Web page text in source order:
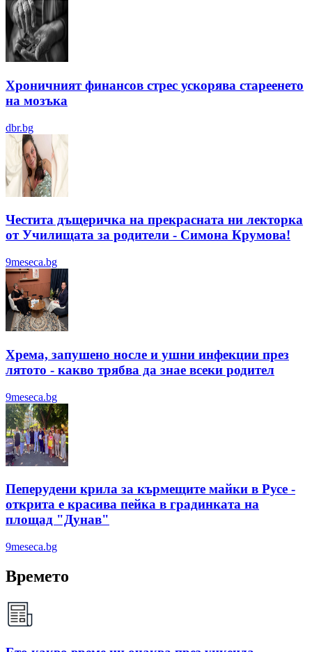
Хроничният финансов стрес ускорява стареенето
на мозъка
dbr.bg
Честита дъщеричка на прекрасната ни лекторка
от Училищата за родители - Симона Крумова!
9meseca.bg
Хрема, запушено носле и ушни инфекции през
лятотo - какво трябва да знае всеки родител
9meseca.bg
Пеперудени крила за кърмещите майки в Русе -
открита е красива пейка в градинката на
площад "Дунав"
9meseca.bg
Времето